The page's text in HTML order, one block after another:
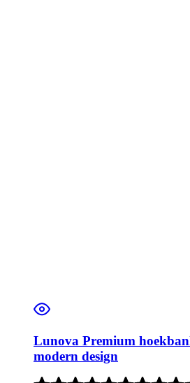
Lunova Premium
modern design